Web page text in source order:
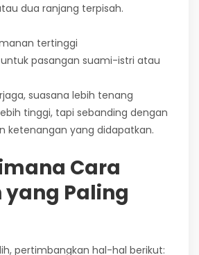
dua ranjang terpisah.
tertinggi
pasangan suami-istri atau
suasana lebih tenang
tinggi, tapi sebanding dengan
ketenangan yang didapatkan.
Cara
yang Paling
pertimbangkan hal-hal berikut: